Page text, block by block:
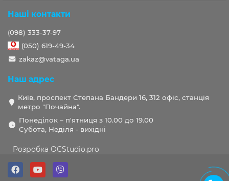
Наші контакти
(098) 333-37-97
(050) 619-49-34
zakaz@vataga.ua
Наш адрес
Київ, проспект Степана Бандери 16, 312 офіс, станція
метро "Почайна".
Понеділок – п'ятниця з 10.00 до 19.00
Субота, Неділя - вихідні
Розробка OCStudio.pro